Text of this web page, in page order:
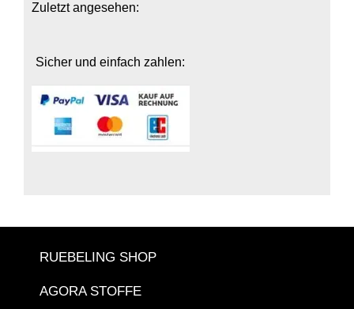
Zuletzt angesehen:
Sicher und einfach zahlen:
RUEBELING SHOP
AGORA STOFFE